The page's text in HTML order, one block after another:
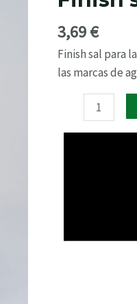
3,69€
Finish sal para
las marcas de